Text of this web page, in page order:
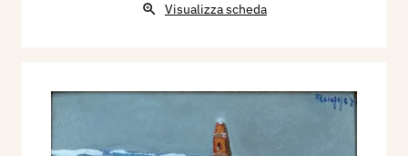
Visualizza scheda